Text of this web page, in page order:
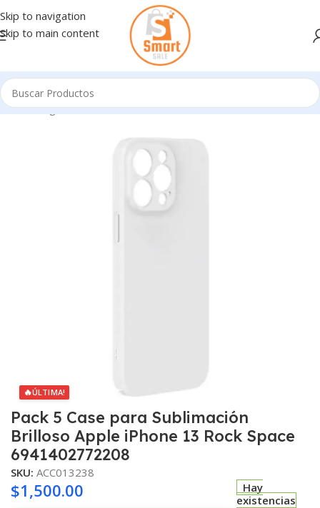
Skip to navigation
Skip to main content
Inicio/Ingresando
🔥ÚLTIMA!
Pack 5 Case para Sublimación
Brilloso Apple iPhone 13 Rock Space
6941402772208
SKU: ACC013238
$1,500.00
Hay
existencias